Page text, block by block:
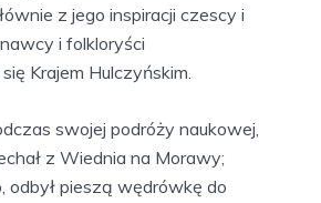
z jego inspiracji czescy i
i folkloryści
Krajem Hulczyńskim.
swojej podróży naukowej,
z Wiednia na Morawy;
odbył pieszą wędrówkę do